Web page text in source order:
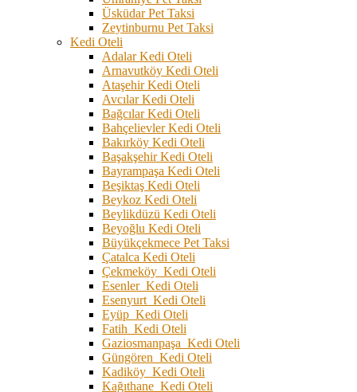
Üsküdar Pet Taksi
Zeytinburnu Pet Taksi
Kedi Oteli
Adalar Kedi Oteli
Arnavutköy Kedi Oteli
Ataşehir Kedi Oteli
Avcılar Kedi Oteli
Bağcılar Kedi Oteli
Bahçelievler Kedi Oteli
Bakırköy Kedi Oteli
Başakşehir Kedi Oteli
Bayrampaşa Kedi Oteli
Beşiktaş Kedi Oteli
Beykoz Kedi Oteli
Beylikdüzü Kedi Oteli
Beyoğlu Kedi Oteli
Büyükçekmece Pet Taksi
Çatalca Kedi Oteli
Çekmeköy Kedi Oteli
Esenler Kedi Oteli
Esenyurt Kedi Oteli
Eyüp Kedi Oteli
Fatih Kedi Oteli
Gaziosmanpaşa Kedi Oteli
Güngören Kedi Oteli
Kadiköy Kedi Oteli
Kağıthane Kedi Oteli